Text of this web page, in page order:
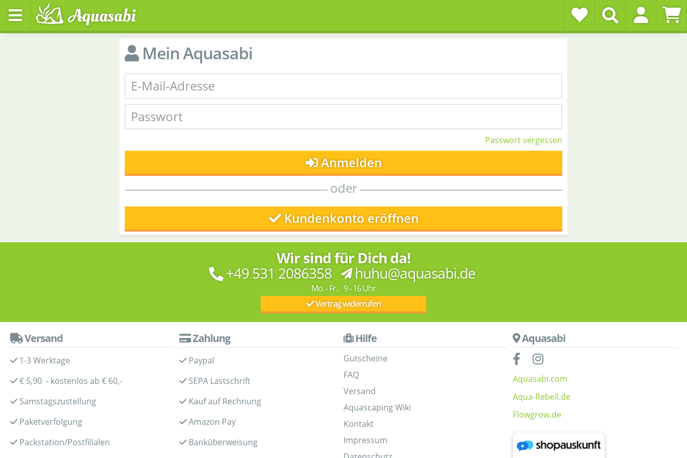
Mein Aquasabi
Passwort vergessen
Anmelden
oder
Kundenkonto eröffnen
Wir sind für Dich da!
+49 531 2086358 huhu@aquasabi.de
Mo. - Fr. 9 - 16 Uhr
Vertrag widerrufen
Versand
1-3 Werktage
€ 5,90 - kostenlos ab € 60,-
Samstagszustellung
Paketverfolgung
Packstation/Postfilialen
Zahlung
Paypal
SEPA Lastschrift
Kauf auf Rechnung
Amazon Pay
Banküberweisung
Hilfe
Gutscheine
FAQ
Versand
Aquascaping Wiki
Kontakt
Impressum
Aquasabi
Aquasabi.com
Aqua-Rebell.de
Flowgrow.de